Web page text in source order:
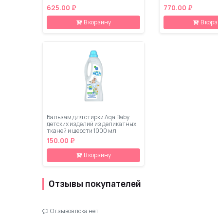
625.00 ₽
В корзину
770.00 ₽
В
Бальзам для стирки Aqa Baby
детских изделий из деликатных
тканей и шерсти 1000 мл
150.00 ₽
В корзину
Отзывы покупателей
Отзывов пока нет